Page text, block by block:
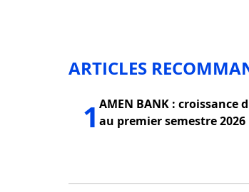
ARTICLES
1 AMEN BANK : croissance
au premier semestre 2026